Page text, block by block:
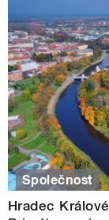
Společnost
Hradec